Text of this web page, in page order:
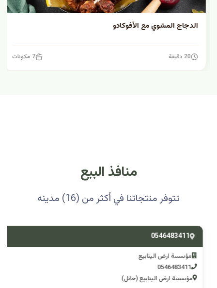
الدجاج المشوي مع الأفوكادو
20 دقيقة 7 مكونات
منافذ البيع
تتوفر منتجاتنا في أكثر من (16) مدينه
0546483411
مؤسسة ارض الينابيع
0546483411
مؤسسة ارض الينابيع (حائل)